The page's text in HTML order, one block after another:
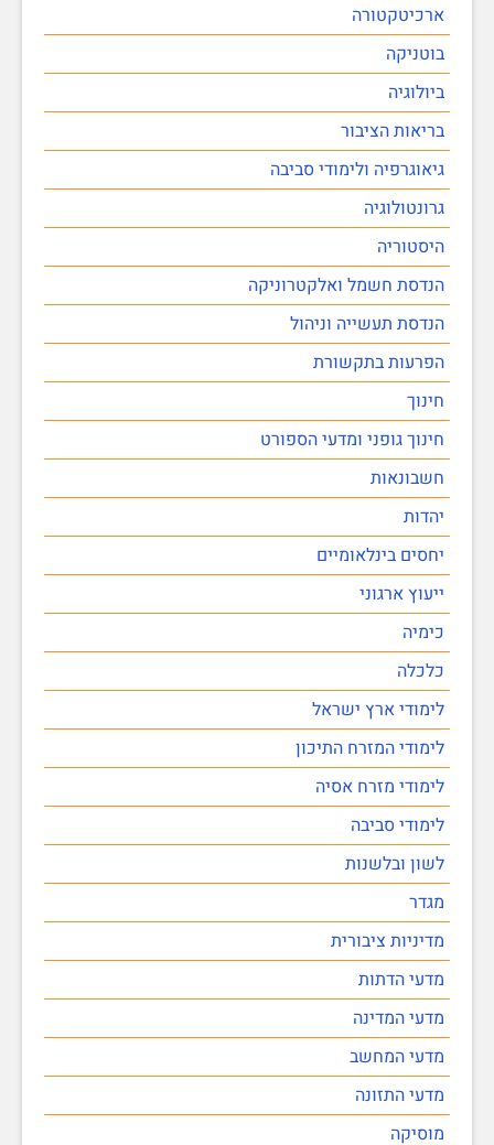
ארכיטקטורה
בוטניקה
ביולוגיה
בריאות הציבור
גיאוגרפיה ולימודי סביבה
גרונטולוגיה
היסטוריה
הנדסת חשמל ואלקטרוניקה
הנדסת תעשייה וניהול
הפרעות בתקשורת
חינוך
חינוך גופני ומדעי הספורט
חשבונאות
יהדות
יחסים בינלאומיים
ייעוץ ארגוני
כימיה
כלכלה
לימודי ארץ ישראל
לימודי המזרח התיכון
לימודי מזרח אסיה
לימודי סביבה
לשון ובלשנות
מגדר
מדיניות ציבורית
מדעי הדתות
מדעי המדינה
מדעי המחשב
מדעי התזונה
מוסיקה